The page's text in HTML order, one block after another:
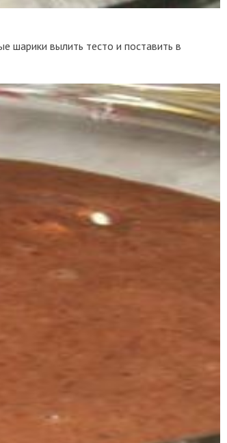
шарики вылить тесто и поставить в